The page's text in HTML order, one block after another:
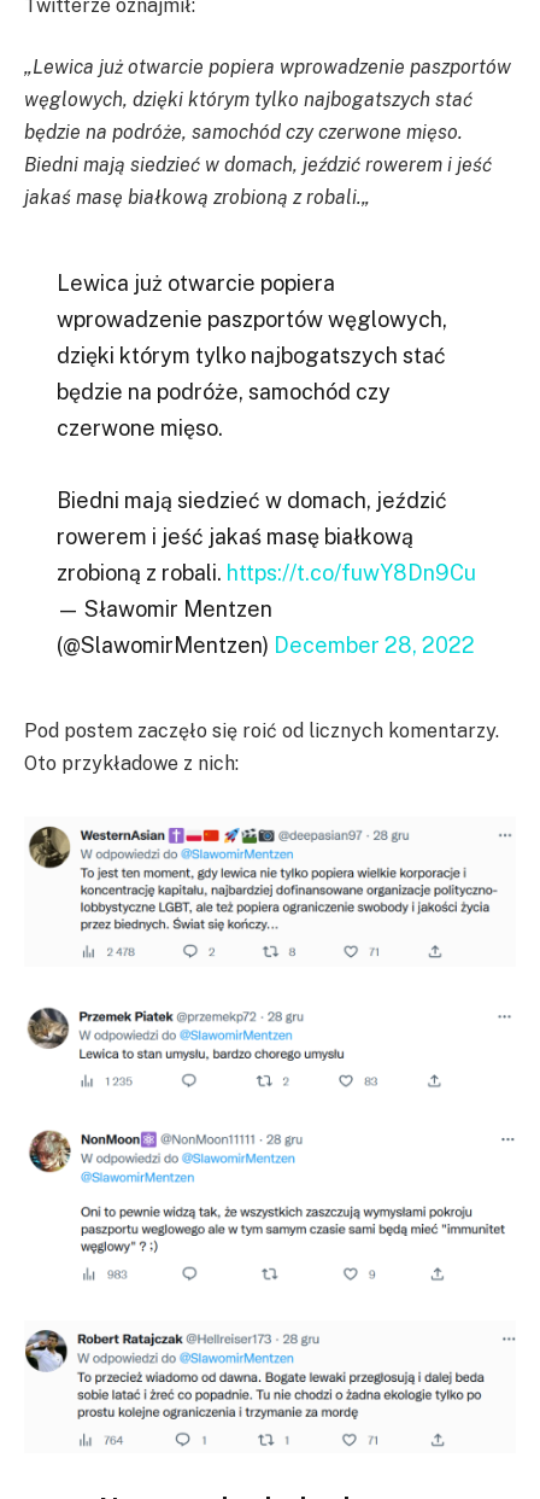
Twitterze oznajmił:
„Lewica już otwarcie popiera wprowadzenie paszportów
węglowych, dzięki którym tylko najbogatszych stać
będzie na podróże, samochód czy czerwone mięso.
Biedni mają siedzieć w domach, jeździć rowerem i jeść
jakaś masę białkową zrobioną z robali.„
Lewica już otwarcie popiera
wprowadzenie paszportów węglowych,
dzięki którym tylko najbogatszych stać
będzie na podróże, samochód czy
czerwone mięso.
Biedni mają siedzieć w domach, jeździć
rowerem i jeść jakaś masę białkową
zrobioną z robali. https://t.co/fuwY8Dn9Cu
— Sławomir Mentzen
(@SlawomirMentzen) December 28, 2022
Pod postem zaczęło się roić od licznych komentarzy.
Oto przykładowe z nich: